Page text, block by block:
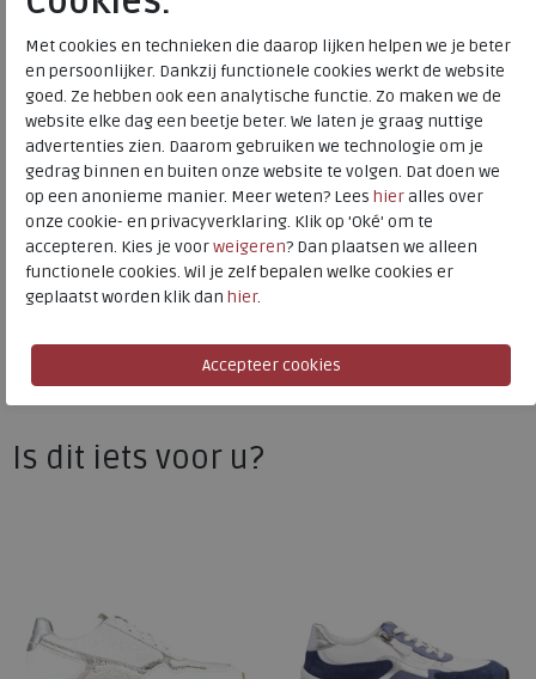
Gabor
Toon alles vanGabor
Naar alle
Gabor sneakers / veterschoenen
Kleur
Materiaal
Velour
Wijdtemaat
g
Uitneembaar voetbed
Is dit iets voor u?
Met cookies en technieken die daarop lijken helpen we je beter
en persoonlijker. Dankzij functionele cookies werkt de website
goed. Ze hebben ook een analytische functie. Zo maken we de
website elke dag een beetje beter. We laten je graag nuttige
advertenties zien. Daarom gebruiken we technologie om je
gedrag binnen en buiten onze website te volgen. Dat doen we
op een anonieme manier. Meer weten? Lees hieralles over
onze cookie- en privacyverklaring. Klik op 'Oké' om te
accepteren. Kies je voorweigeren? Dan plaatsen we alleen
functionele cookies. Wil je zelf bepalen welke cookies er
geplaatst worden klik dan hier.